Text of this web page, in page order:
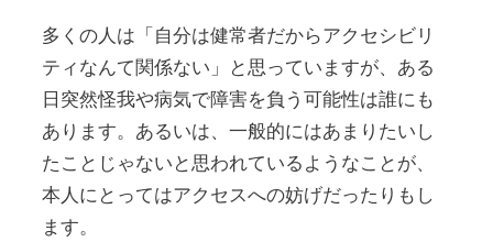
多くの人は「自分は健常者だからアクセシビリ
ティなんて関係ない」と思っていますが、ある
日突然怪我や病気で障害を負う可能性は誰にも
あります。あるいは、一般的にはあまりたいし
たことじゃないと思われているようなことが、
本人にとってはアクセスへの妨げだったりもし
ます。